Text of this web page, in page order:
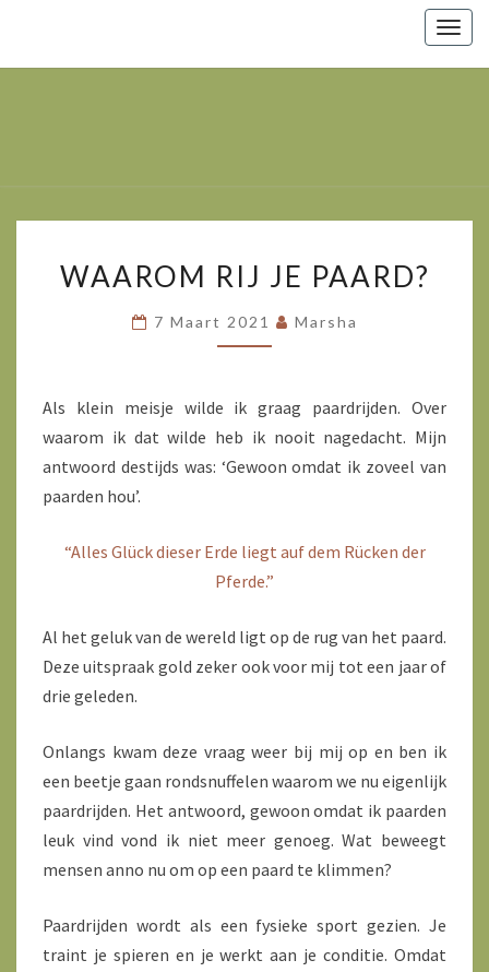
RIJ
PAARD?
WAAROM RIJ JE PAARD?
7 Maart 2021 Marsha
Als klein meisje wilde ik graag paardrijden. Over
waarom ik dat wilde heb ik nooit nagedacht. Mijn
antwoord destijds was: ‘Gewoon omdat ik zoveel van
paarden hou’.
“Alles Glück dieser Erde liegt auf dem Rücken der
Pferde.”
Al het geluk van de wereld ligt op de rug van het paard.
Deze uitspraak gold zeker ook voor mij tot een jaar of
drie geleden.
Onlangs kwam deze vraag weer bij mij op en ben ik
een beetje gaan rondsnuffelen waarom we nu eigenlijk
paardrijden. Het antwoord, gewoon omdat ik paarden
leuk vind vond ik niet meer genoeg. Wat beweegt
mensen anno nu om op een paard te klimmen?
Paardrijden wordt als een fysieke sport gezien. Je
traint je spieren en je werkt aan je conditie. Omdat